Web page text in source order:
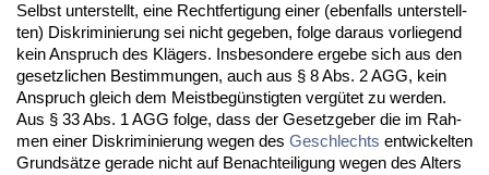
Selbst un­ter­stellt, ei­ne Recht­fer­ti­gung ei­ner (eben­falls un­ter­stell­
ten) Dis­kri­mi­nie­rung sei nicht ge­ge­ben, fol­ge dar­aus vor­lie­gend
kein An­spruch des Klägers. Ins­be­son­de­re er­ge­be sich aus den
ge­setz­li­chen Be­stim­mun­gen, auch aus § 8 Abs. 2 AGG, kein
An­spruch gleich dem Meist­begüns­tig­ten vergütet zu wer­den.
Aus § 33 Abs. 1 AGG fol­ge, dass der Ge­setz­ge­ber die im Rah­
men ei­ner Dis­kri­mi­nie­rung we­gen des Ge­schlechts ent­wi­ckel­ten
Grundsätze ge­ra­de nicht auf Be­nach­tei­li­gung we­gen des Al­ters